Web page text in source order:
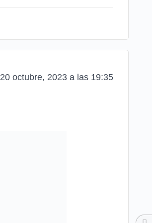
20 octubre, 2023 a las 19:35